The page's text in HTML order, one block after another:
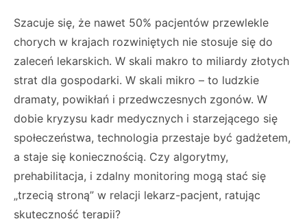
Szacuje się, że nawet 50% pacjentów przewlekle
chorych w krajach rozwiniętych nie stosuje się do
zaleceń lekarskich. W skali makro to miliardy złotych
strat dla gospodarki. W skali mikro – to ludzkie
dramaty, powikłań i przedwczesnych zgonów. W
dobie kryzysu kadr medycznych i starzejącego się
społeczeństwa, technologia przestaje być gadżetem,
a staje się koniecznością. Czy algorytmy,
prehabilitacja, i zdalny monitoring mogą stać się
„trzecią stroną” w relacji lekarz-pacjent, ratując
skuteczność terapii?